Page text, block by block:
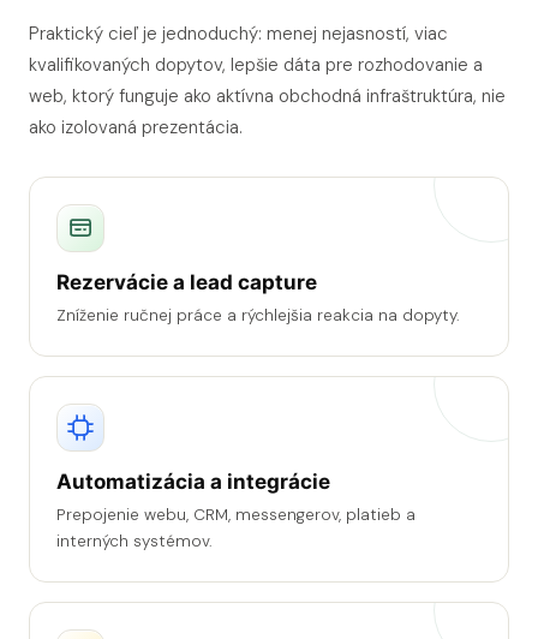
Praktický cieľ je jednoduchý: menej nejasností, viac
kvalifikovaných dopytov, lepšie dáta pre rozhodovanie a
web, ktorý funguje ako aktívna obchodná infraštruktúra, nie
ako izolovaná prezentácia.
Rezervácie a lead capture
Zníženie ručnej práce a rýchlejšia reakcia na dopyty.
Automatizácia a integrácie
Prepojenie webu, CRM, messengerov, platieb a
interných systémov.